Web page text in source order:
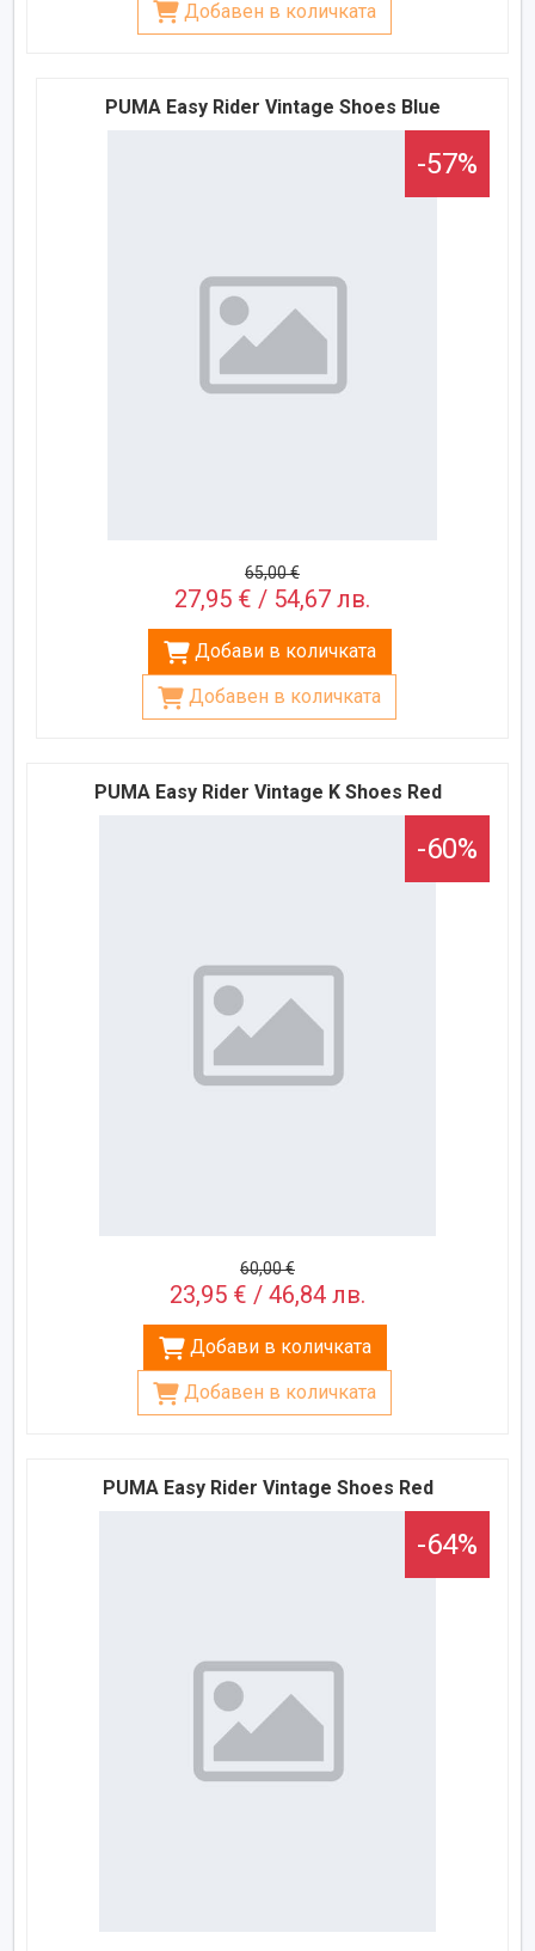
Добавен в количката
PUMA Easy Rider Vintage Shoes Blue
-57%
65,00 €
27,95 € / 54,67 лв.
Добави в количката
Добавен в количката
PUMA Easy Rider Vintage K Shoes Red
-60%
60,00 €
23,95 € / 46,84 лв.
Добави в количката
Добавен в количката
PUMA Easy Rider Vintage Shoes Red
-64%